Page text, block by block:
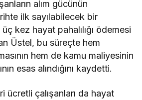
alım gücünün
ilk sayılabilecek bir
kez hayat pahalılığı ödemesi
Üstel, bu süreçte hem
hem de kamu maliyesinin
esas alındığını kaydetti.
ücretli çalışanları da hayat